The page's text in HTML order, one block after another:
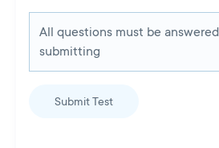
All questions must be
submitting
Submit Test